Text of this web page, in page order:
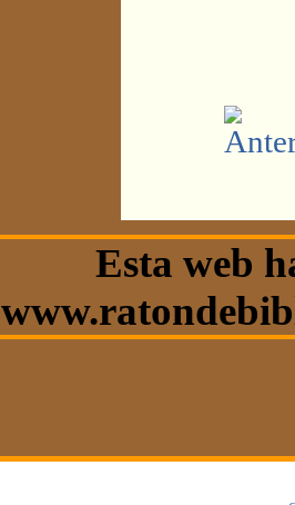
Esta web